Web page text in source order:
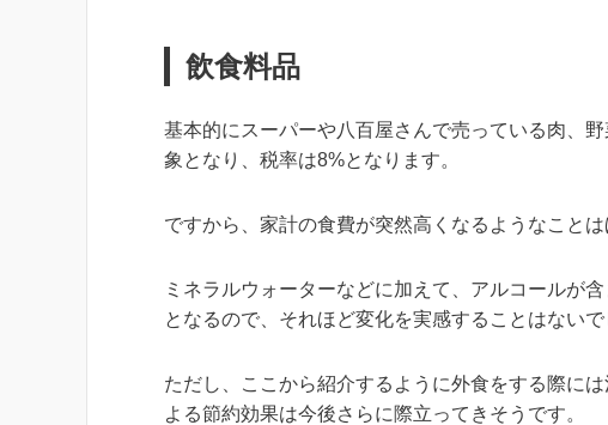
飲食料品
基本的にスーパーや八百屋さんで売っている肉、
象となり、税率は8%となります。
ですから、家計の食費が突然高くなるようなこと
ミネラルウォーターなどに加えて、アルコールが
となるので、それほど変化を実感することはないで
ただし、ここから紹介するように外食をする際に
よる節約効果は今後さらに際立ってきそうです。